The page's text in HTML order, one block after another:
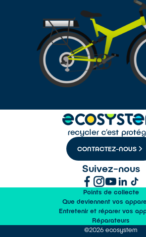
CONTACTEZ-NOUS
Suivez-nous
Points de collecte
Que deviennent vos
Entretenir et réparer vos
Réparateurs
©2026 ecosystem